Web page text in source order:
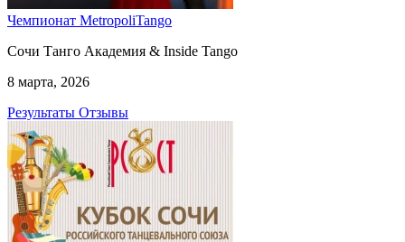
Чемпионат MetropoliTango
Сочи Танго Академия & Inside Tango
8 марта, 2026
Результаты Отзывы